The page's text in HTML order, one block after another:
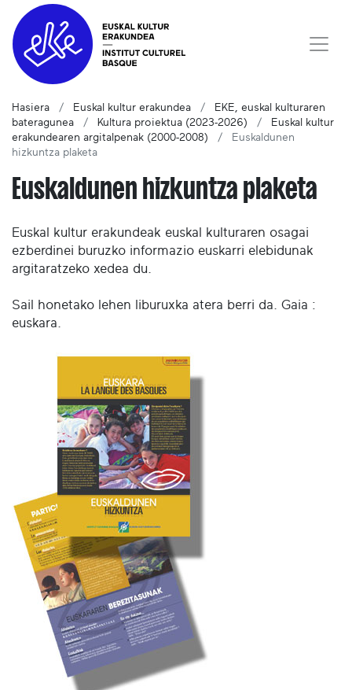
Hasiera Euskal kultur erakundea
EKE, euskal kulturaren
bateragunea
Kultura proiektua (2023-2026)
Euskal kultur
erakundearen argitalpenak (2000-2008)
Euskaldunen
hizkuntza plaketa
Euskaldunen hizkuntza plaketa
Euskal kultur erakundeak euskal kulturaren osagai
ezberdinei buruzko informazio euskarri elebidunak
argitaratzeko xedea du.
Sail honetako lehen liburuxka atera berri da. Gaia :
euskara.